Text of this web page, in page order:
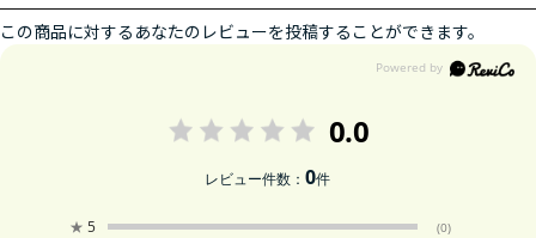
この商品に対するあなたのレビューを投稿することができます。
0.0
レビュー件数：0件
★ 5 (0)